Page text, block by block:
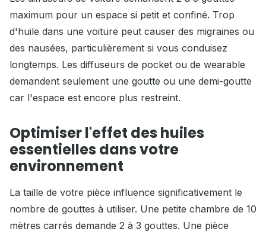
maximum pour un espace si petit et confiné. Trop
d'huile dans une voiture peut causer des migraines ou
des nausées, particulièrement si vous conduisez
longtemps. Les diffuseurs de pocket ou de wearable
demandent seulement une goutte ou une demi-goutte
car l'espace est encore plus restreint.
Optimiser l'effet des huiles
essentielles dans votre
environnement
La taille de votre pièce influence significativement le
nombre de gouttes à utiliser. Une petite chambre de 10
mètres carrés demande 2 à 3 gouttes. Une pièce